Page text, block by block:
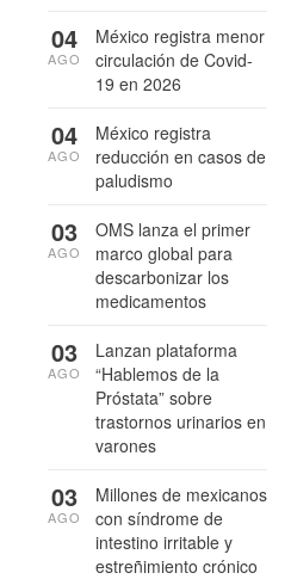
México registra menor
circulación de Covid-
19 en 2026
04
AGO
México registra
reducción en casos de
paludismo
04
AGO
OMS lanza el primer
marco global para
descarbonizar los
medicamentos
03
AGO
Lanzan plataforma
“Hablemos de la
Próstata” sobre
trastornos urinarios en
varones
03
AGO
Millones de mexicanos
con síndrome de
intestino irritable y
estreñimiento crónico
03
AGO